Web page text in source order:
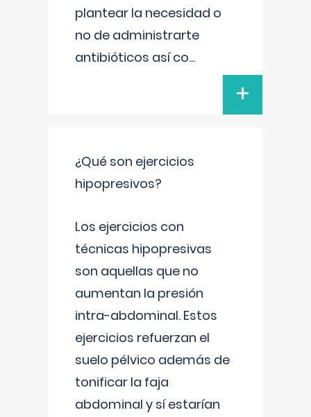
plantear la necesidad o
no de administrarte
antibióticos así co...
+
¿Qué son ejercicios
hipopresivos?
Los ejercicios con
técnicas hipopresivas
son aquellas que no
aumentan la presión
intra-abdominal. Estos
ejercicios refuerzan el
suelo pélvico además de
tonificar la faja
abdominal y sí estarían